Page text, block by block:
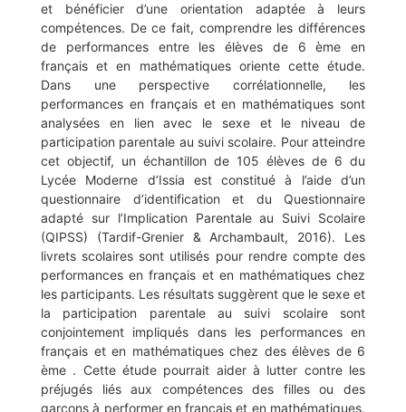
et bénéficier d’une orientation adaptée à leurs
compétences. De ce fait, comprendre les différences
de performances entre les élèves de 6 ème en
français et en mathématiques oriente cette étude.
Dans une perspective corrélationnelle, les
performances en français et en mathématiques sont
analysées en lien avec le sexe et le niveau de
participation parentale au suivi scolaire. Pour atteindre
cet objectif, un échantillon de 105 élèves de 6 du
Lycée Moderne d’Issia est constitué à l’aide d’un
questionnaire d’identification et du Questionnaire
adapté sur l’Implication Parentale au Suivi Scolaire
(QIPSS) (Tardif-Grenier & Archambault, 2016). Les
livrets scolaires sont utilisés pour rendre compte des
performances en français et en mathématiques chez
les participants. Les résultats suggèrent que le sexe et
la participation parentale au suivi scolaire sont
conjointement impliqués dans les performances en
français et en mathématiques chez des élèves de 6
ème . Cette étude pourrait aider à lutter contre les
préjugés liés aux compétences des filles ou des
garçons à performer en français et en mathématiques.